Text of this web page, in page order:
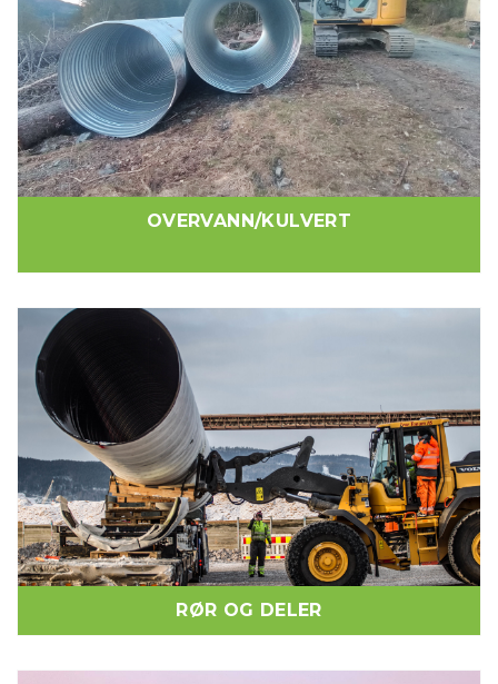
OVERVANN/KULVERT
RØR OG DELER